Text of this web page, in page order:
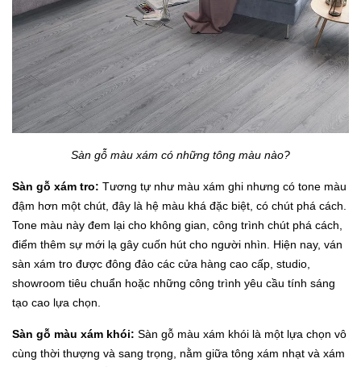
Sàn gỗ màu xám có những tông màu nào?
Sàn gỗ xám tro: Tương tự như màu xám ghi nhưng có tone màu
đậm hơn một chút, đây là hệ màu khá đặc biệt, có chút phá cách.
Tone màu này đem lại cho không gian, công trình chút phá cách,
điểm thêm sự mới lạ gây cuốn hút cho người nhìn. Hiện nay, ván
sàn xám tro được đông đảo các cửa hàng cao cấp, studio,
showroom tiêu chuẩn hoặc những công trình yêu cầu tính sáng
tạo cao lựa chọn.
Sàn gỗ màu xám khói: Sàn gỗ màu xám khói là một lựa chọn vô
cùng thời thượng và sang trọng, nằm giữa tông xám nhạt và xám